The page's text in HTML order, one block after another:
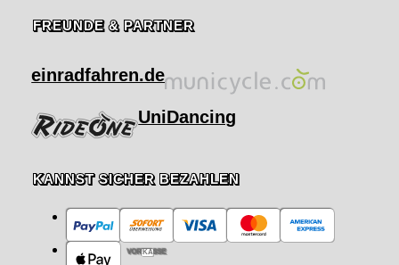
FREUNDE & PARTNER
einradfahren.de
UniDancing
KANNST SICHER BEZAHLEN
VORKASSE